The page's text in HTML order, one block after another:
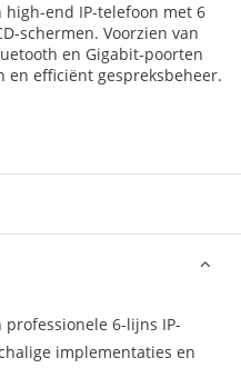
high-end IP-telefoon met 6
schermen. Voorzien van
en Gigabit-poorten
efficiënt gespreksbeheer.
professionele 6-lijns IP-
implementaties en